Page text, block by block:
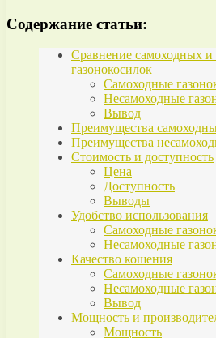
Содержание статьи:
Сравнение самоходных
газонокосилок
Самоходные
Несамоходные
Вывод
Преимущества
Преимущества
Стоимость и доступность
Цена
Доступность
Выводы
Удобство использования
Самоходные
Несамоходные
Качество кошения
Самоходные
Несамоходные
Вывод
Мощность и
Мощность